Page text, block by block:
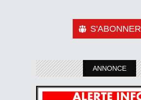
S'ABONNER
ANNONCE